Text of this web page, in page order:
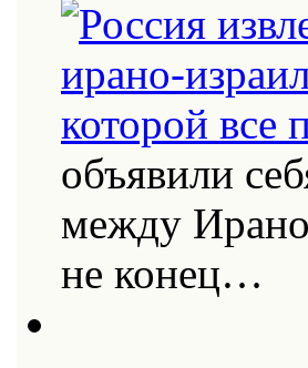
объявили
между
не конец…